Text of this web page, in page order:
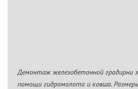
Демонтаж железобетонной градирни
помощи гидромолота и ковша.